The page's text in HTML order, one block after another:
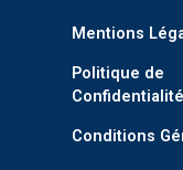
Mentions
Politique de
Confidentialité
Conditions